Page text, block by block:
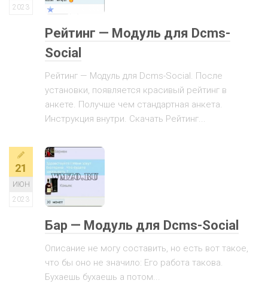
2023
Рейтинг — Модуль для Dcms-
Social
Рейтинг — Модуль для Dcms-Social. После
установки, появляется красивый рейтинг в
анкете. Получше чем стандартная анкета.
Инструкция внутри. Скачать Рейтинг...
21
ИЮН
2023
Бар — Модуль для Dcms-Social
Описание не могу составить, но есть вот такое,
что бы оно не значило: Его работа такова.
Бухаешь бухаешь а потом...